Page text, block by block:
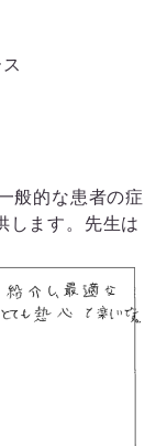
般的な患者の症
します。先生は